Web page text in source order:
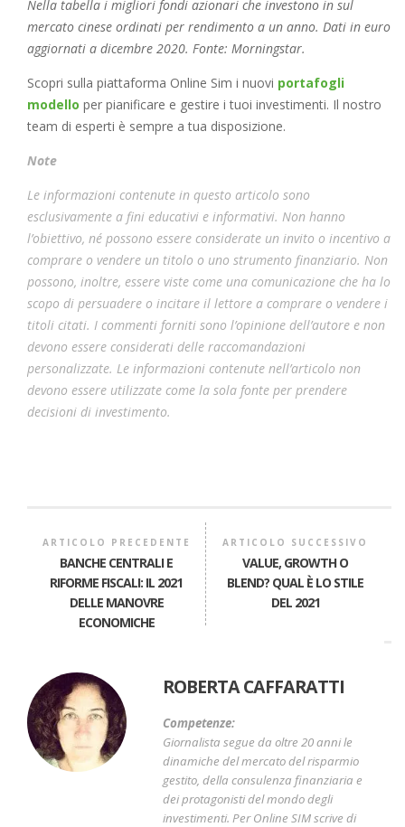
Nella tabella i migliori fondi azionari che investono in sul
mercato cinese ordinati per rendimento a un anno. Dati in euro
aggiornati a dicembre 2020. Fonte: Morningstar.
Scopri sulla piattaforma Online Sim i nuovi portafogli
modello per pianificare e gestire i tuoi investimenti. Il nostro
team di esperti è sempre a tua disposizione.
Note
Le informazioni contenute in questo articolo sono
esclusivamente a fini educativi e informativi. Non hanno
l’obiettivo, né possono essere considerate un invito o incentivo a
comprare o vendere un titolo o uno strumento finanziario. Non
possono, inoltre, essere viste come una comunicazione che ha lo
scopo di persuadere o incitare il lettore a comprare o vendere i
titoli citati. I commenti forniti sono l’opinione dell’autore e non
devono essere considerati delle raccomandazioni
personalizzate. Le informazioni contenute nell’articolo non
devono essere utilizzate come la sola fonte per prendere
decisioni di investimento.
ARTICOLO PRECEDENTE
BANCHE CENTRALI E
RIFORME FISCALI: IL 2021
DELLE MANOVRE
ECONOMICHE
ARTICOLO SUCCESSIVO
VALUE, GROWTH O
BLEND? QUAL È LO STILE
DEL 2021
ROBERTA CAFFARATTI
Competenze:
Giornalista segue da oltre 20 anni le
dinamiche del mercato del risparmio
gestito, della consulenza finanziaria e
dei protagonisti del mondo degli
investimenti. Per Online SIM scrive di